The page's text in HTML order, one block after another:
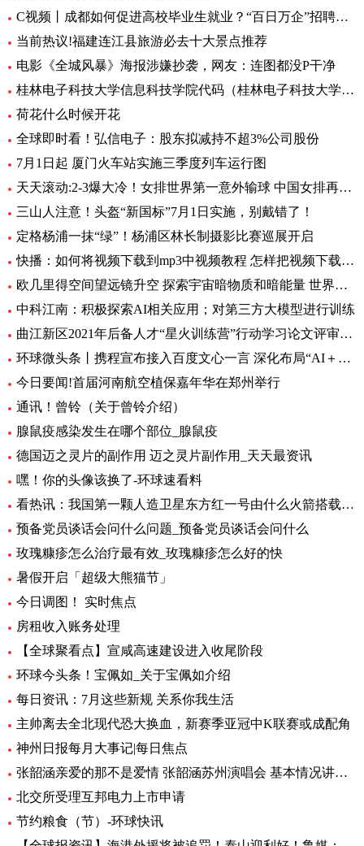
C视频丨成都如何促进高校毕业生就业？“百日万企”招聘活动将提供约30万个岗位
当前热议!福建连江县旅游必去十大景点推荐
电影《全城风暴》海报涉嫌抄袭，网友：连图都没P干净
桂林电子科技大学信息科技学院代码（桂林电子科技大学信息科技学院）
荷花什么时候开花
全球即时看！弘信电子：股东拟减持不超3%公司股份
7月1日起 厦门火车站实施三季度列车运行图
天天滚动:2-3爆大冷！女排世界第一意外输球 中国女排再获好消息
三山人注意！头盔“新国标”7月1日实施，别戴错了！
定格杨浦一抹“绿”！杨浦区林长制摄影比赛巡展开启
快播：如何将视频下载到mp3中视频教程 怎样把视频下载到MP3里呢
欧几里得空间望远镜升空 探索宇宙暗物质和暗能量 世界资讯
中科江南：积极探索AI相关应用；对第三方大模型进行训练
曲江新区2021年后备人才“星火训练营”行动学习论文评审会暨结训仪式圆满举办|全球要闻
环球微头条丨携程宣布接入百度文心一言 深化布局“AI＋旅行”应用
今日要闻!首届河南航空植保嘉年华在郑州举行
通讯！曾铃（关于曾铃介绍）
腺鼠疫感染发生在哪个部位_腺鼠疫
德国迈之灵片的副作用 迈之灵片副作用_天天最资讯
嘿！你的头像该换了-环球速看料
看热讯：我国第一颗人造卫星东方红一号由什么火箭搭载_我国第一颗人造卫星
预备党员谈话会问什么问题_预备党员谈话会问什么
玫瑰糠疹怎么治疗最有效_玫瑰糠疹怎么好的快
暑假开启「超级大熊猫节」
今日调图！ 实时焦点
房租收入账务处理
【全球聚看点】宣咸高速建设进入收尾阶段
环球今头条！宝佩如_关于宝佩如介绍
每日资讯：7月这些新规 关系你我生活
主帅离去全北现代恐大换血，新赛季亚冠中K联赛或成配角
神州日报每月大事记|每日焦点
张韶涵亲爱的那不是爱情 张韶涵苏州演唱会 基本情况讲解_天天通讯
北交所受理互邦电力上市申请
节约粮食（节）-环球快讯